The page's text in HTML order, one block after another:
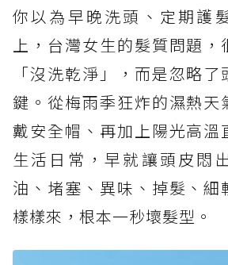
你以為早晚洗頭、定期護
上，台灣女生的髮質問題，
「沒洗乾淨」，而是忽略
鍵。從梅雨季狂炸的濕熱天
戴安全帽、再加上陽光高溫
生活日常，早就讓頭皮悶
油、堵塞、異味、掉髮、細
樣樣來，根本一秒壞髮型。